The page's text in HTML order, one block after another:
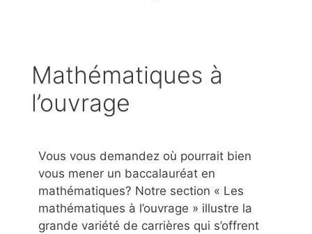
Mathématiques à
l’ouvrage
Vous vous demandez où pourrait bien
vous mener un baccalauréat en
mathématiques? Notre section « Les
mathématiques à l’ouvrage » illustre la
grande variété de carrières qui s’offrent